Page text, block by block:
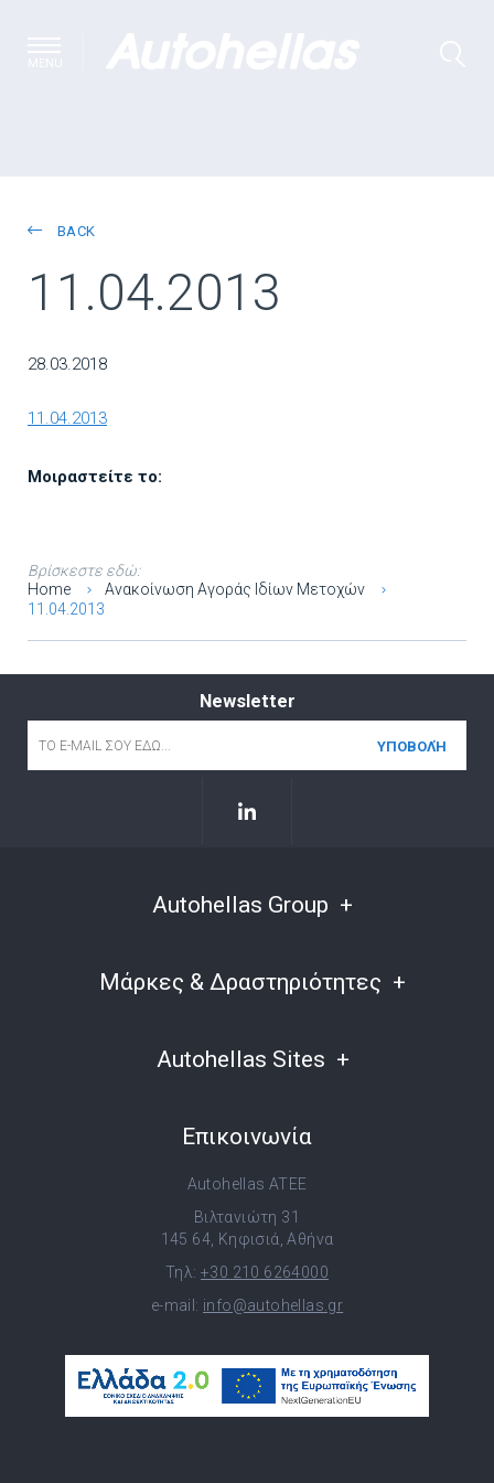
BACK
11.04.2013
28.03.2018
11.04.2013
Μοιραστείτε το:
Βρίσκεστε εδώ:
Home
Ανακοίνωση Αγοράς Ιδίων Μετοχών
11.04.2013
Newsletter
Autohellas Group
Μάρκες & Δραστηριότητες
Autohellas Sites
Επικοινωνία
Autohellas ATEE
Βιλτανιώτη 31
145 64, Κηφισιά, Αθήνα
Τηλ: +30 210 6264000
e-mail: info@autohellas.gr